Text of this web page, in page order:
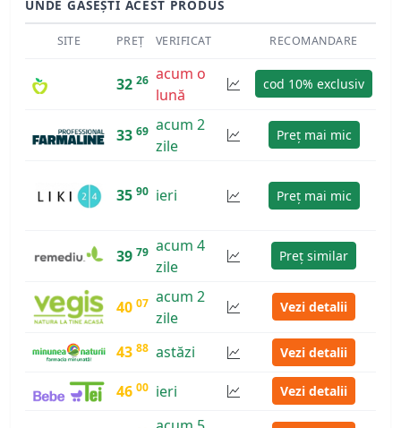
UNDE GĂSEȘTI ACEST PRODUS
SITE PREȚ VERIFICAT RECOMANDARE
32 26 acum o
lună
cod 10% exclusiv
33 69 acum 2
zile
Preț mai mic
35 90 ieri Preț mai mic
39 79 acum 4
zile
Preț similar
40 07 acum 2
zile
Vezi detalii
43 88 astăzi Vezi detalii
46 00 ieri Vezi detalii